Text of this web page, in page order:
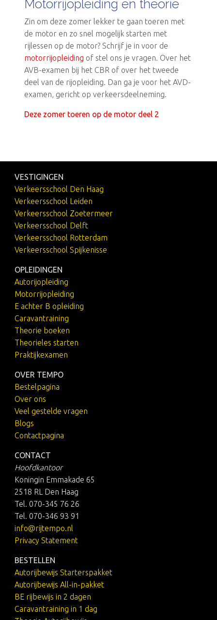
Motorrijopleiding en theorie
Zin om deze zomer lekker te gaan toeren met
de motor en zo snel mogelijk starten met
rijlessen op de motor? Schrijf je in voor de
motorrijopleiding of stel ons je vragen. Over het
AVB-examen bij het CBR of over het tweede
deel van de rijopleiding. Dan ga je voor het AVD-
examen, gericht op verkeersdeelneming.
Deze zomer toeren op de motor deel 2
VESTIGINGEN
Verkeersschool Den Haag
Verkeersschool Leiden
Verkeersschool Zoetermeer
Verkeersschool Delft
Verkeersschool Rotterdam
Verkeersschool Spijkenisse
OPLEIDINGEN
Autorijopleiding
Motorrijopleiding
E achter B opleiding
Caravantraining
Theorie boeken
Theorieles starten
Praktijkexamen
OVER TEMPO
Bestelpagina
Over ons
Veel gestelde vragen
Blogs
Contactpagina
CONTACT
Hoofdkantoor
Koningin Emmakade 65
2518 RL Den Haag
Tel. 070-345 76 26
Tel. 070-346 93 91
info@rijtempo.nl
Privacy Statement
BESTELLEN
Autorijbewijs Starterspakket
Autorijbewijs All-in-pakket
BE rijbewijs in 2 dagen
Caravantraining in 1 dag